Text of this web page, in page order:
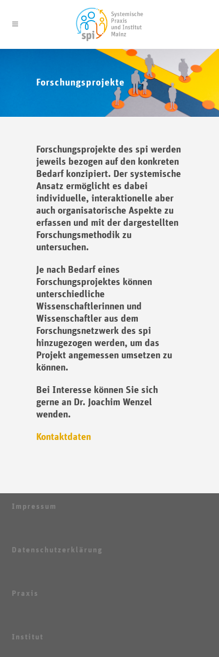
Forschungsprojekte
Forschungsprojekte des spi werden
jeweils bezogen auf den konkreten
Bedarf konzipiert. Der systemische
Ansatz ermöglicht es dabei
individuelle, interaktionelle aber
auch organisatorische Aspekte zu
erfassen und mit der dargestellten
Forschungsmethodik zu
untersuchen.
Je nach Bedarf eines
Forschungsprojektes können
unterschiedliche
Wissenschaftlerinnen und
Wissenschaftler aus dem
Forschungsnetzwerk des spi
hinzugezogen werden, um das
Projekt angemessen umsetzen zu
können.
Bei Interesse können Sie sich
gerne an Dr. Joachim Wenzel
wenden.
Kontaktdaten
Impressum
Datenschutzerklärung
Praxis
Institut